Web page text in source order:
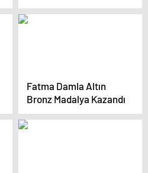
Yıldızlar
Şampiyonasında 3.
Fatma Damla Altın
Bronz Madalya Kazandı